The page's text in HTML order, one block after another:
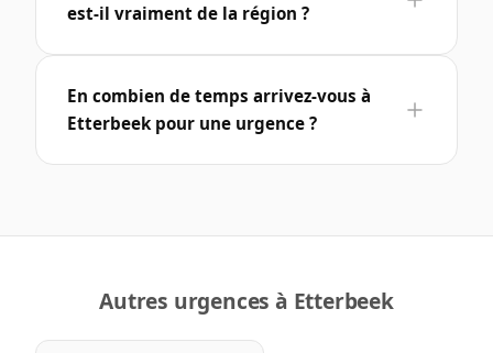
est-il vraiment de la région ?
En combien de temps arrivez-vous à
Etterbeek pour une urgence ?
Autres urgences à Etterbeek